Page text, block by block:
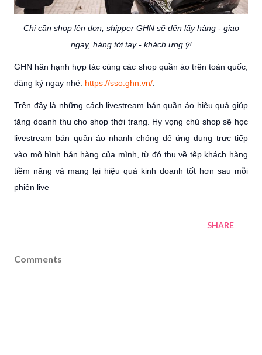
Chỉ cần shop lên đơn, shipper GHN sẽ đến lấy hàng - giao
ngay, hàng tới tay - khách ưng ý!
GHN hân hạnh hợp tác cùng các shop quần áo trên toàn quốc,
đăng ký ngay nhé: https://sso.ghn.vn/
Trên đây là những cách livestream bán quần áo hiệu quả giúp
tăng doanh thu cho shop thời trang. Hy vọng chủ shop sẽ học
livestream bán quần áo nhanh chóng để ứng dụng trực tiếp
vào mô hình bán hàng của mình, từ đó thu về tệp khách hàng
tiềm năng và mang lại hiệu quả kinh doanh tốt hơn sau mỗi
phiên live
SHARE
Comments